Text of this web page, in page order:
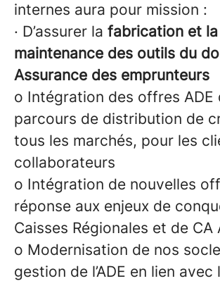
internes aura pour mission :
· D’assurer la fabrication et la
maintenance des outils du
Assurance des emprunteurs
o Intégration des offres ADE
parcours de distribution de
tous les marchés, pour les
collaborateurs
o Intégration de nouvelles
réponse aux enjeux de
Caisses Régionales et de CA
o Modernisation de nos
gestion de l’ADE en lien avec